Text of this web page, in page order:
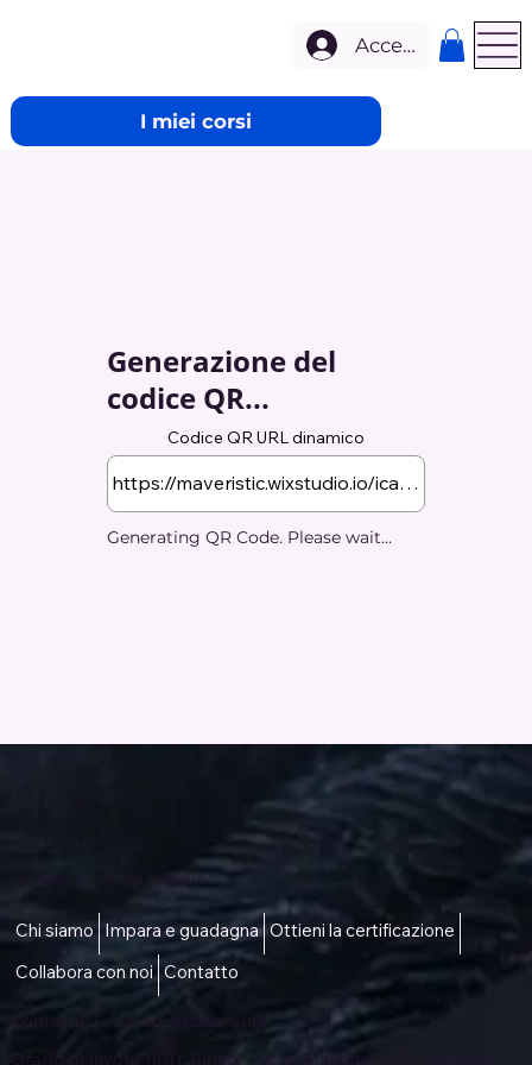
I miei corsi
Accedi
Generazione del
codice QR...
Codice QR URL dinamico
Generating QR Code. Please wait...
Accesso a una vita migliore
Contattaci - talktous@icare.life
Chi siamo Impara e guadagna Ottieni la certificazione
Collabora con noi Contatto
Orario di lavoro (IST): lunedì - venerdì (dalle 9:00 alle 18:00)